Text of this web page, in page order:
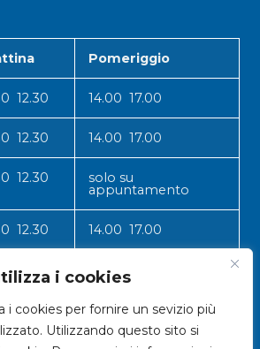
i cookies
i cookies per fornire un sevizio più
Utilizzando questo sito si
Pomeriggio
12.30 14.00 17.00
12.30 14.00 17.00
12.30 solo su
appuntamento
12.30 14.00 17.00
12.30 14.00 17.00